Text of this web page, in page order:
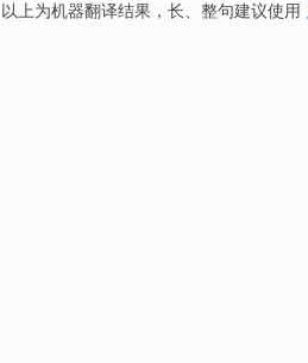
以上为机器翻译结果，长、整句建议使用